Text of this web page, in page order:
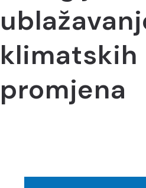
klimatskih
promjena